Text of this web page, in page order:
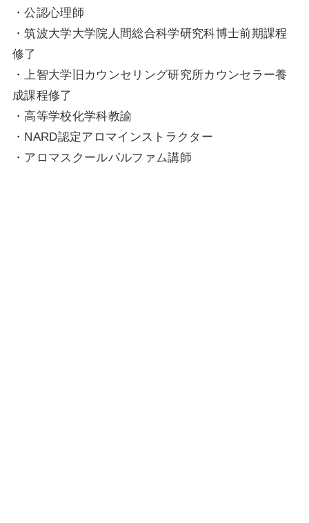
・公認心理師
・筑波大学大学院人間総合科学研究科博士前期課程
修了
・上智大学旧カウンセリング研究所カウンセラー養
成課程修了
・高等学校化学科教諭
・NARD認定アロマインストラクター
・アロマスクールパルファム講師